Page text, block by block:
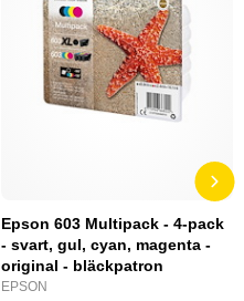
Epson 603 Multipack - 4-pack
- svart, gul, cyan, magenta -
original - bläckpatron
EPSON